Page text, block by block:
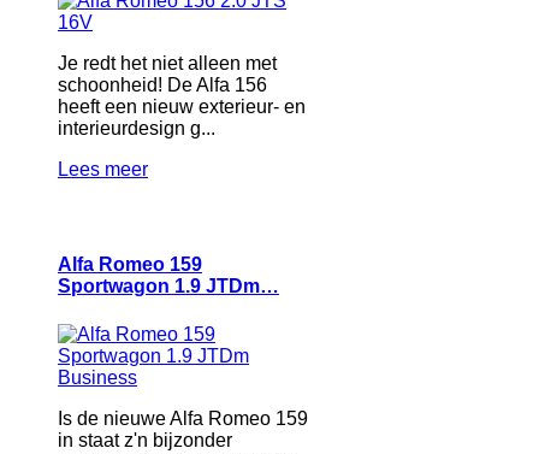
Je redt het niet alleen met
schoonheid! De Alfa 156
heeft een nieuw exterieur- en
interieurdesign g...
Lees meer
Alfa Romeo 159
Sportwagon 1.9 JTDm…
Is de nieuwe Alfa Romeo 159
in staat z'n bijzonder